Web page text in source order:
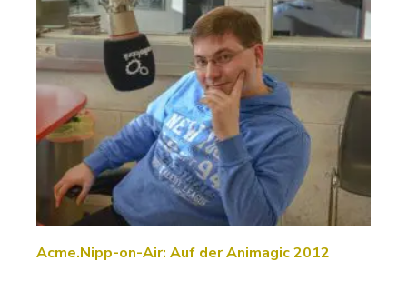
Acme.Nipp-on-Air: Auf der Animagic 2012